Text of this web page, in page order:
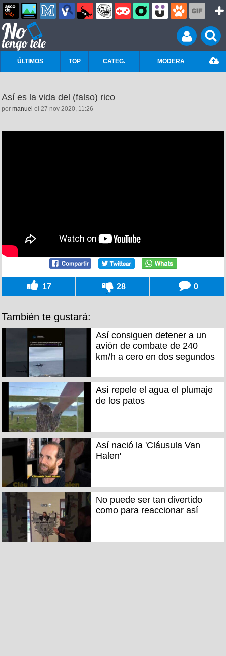
ÚLTIMOS TOP CATEG. MODERA
Así es la vida del (falso) rico
por manuel el 27 nov 2020, 11:26
17 28 0
También te gustará:
Así consiguen detener a un
avión de combate de 240
km/h a cero en dos segundos
Así repele el agua el plumaje
de los patos
Así nació la 'Cláusula Van
Halen'
No puede ser tan divertido
como para reaccionar así